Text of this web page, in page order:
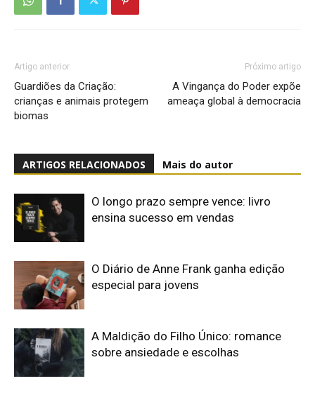
Artigo anterior
Guardiões da Criação:
crianças e animais protegem
biomas
Próximo artigo
A Vingança do Poder expõe
ameaça global à democracia
ARTIGOS RELACIONADOS Mais do autor
O longo prazo sempre vence: livro
ensina sucesso em vendas
O Diário de Anne Frank ganha edição
especial para jovens
A Maldição do Filho Único: romance
sobre ansiedade e escolhas